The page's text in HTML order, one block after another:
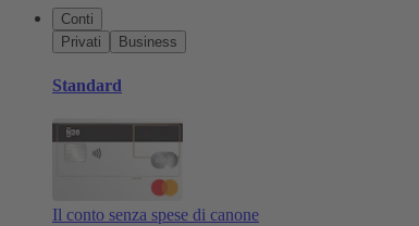
Conti
Privati
Business
Standard
Il conto senza spese di canone